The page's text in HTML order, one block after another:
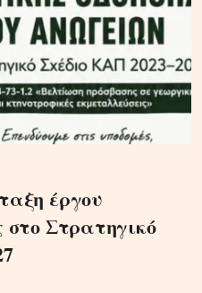
έργου
στο Στρατηγικό